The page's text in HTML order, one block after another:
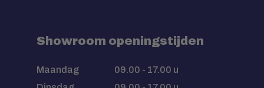
Showroom openingstijden
Maandag
09.00 - 17.00 u